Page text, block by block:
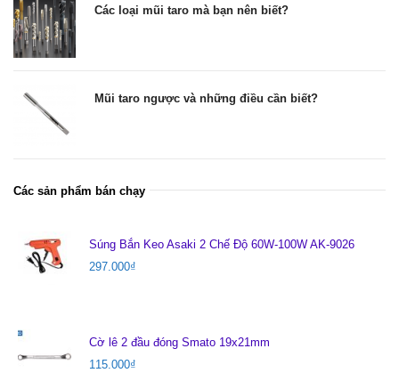
Các loại mũi taro mà bạn nên biết?
Mũi taro ngược và những điều cần biết?
Các sản phẩm bán chạy
Súng Bắn Keo Asaki 2 Chế Độ 60W-100W AK-9026
297.000₫
Cờ lê 2 đầu đóng Smato 19x21mm
115.000₫